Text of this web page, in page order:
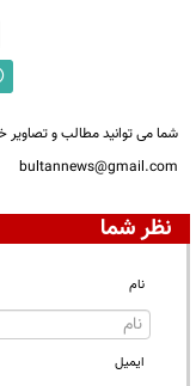
شما می توانید مطالب و تصاویر
bultannews@gmail.com
نظر شما
نام
ایمیل